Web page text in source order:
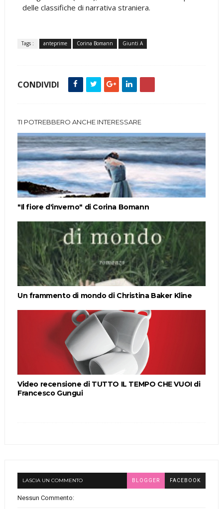
delle classifiche di narrativa straniera.
Tags : anteprime Corina Bomann Giunti A
CONDIVIDI
TI POTREBBERO ANCHE INTERESSARE
"Il fiore d'inverno" di Corina Bomann
Un frammento di mondo di Christina Baker Kline
Video recensione di TUTTO IL TEMPO CHE VUOI di
Francesco Gungui
LASCIA UN COMMENTO BLOGGER FACEBOOK
Nessun Commento: